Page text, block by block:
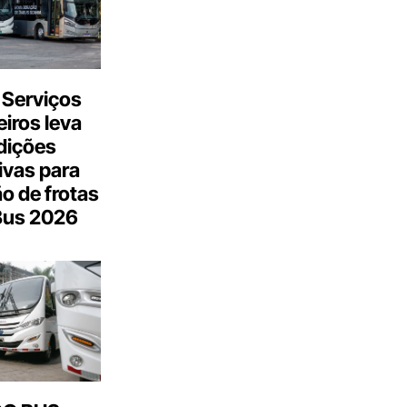
leva
para
de frotas
2026